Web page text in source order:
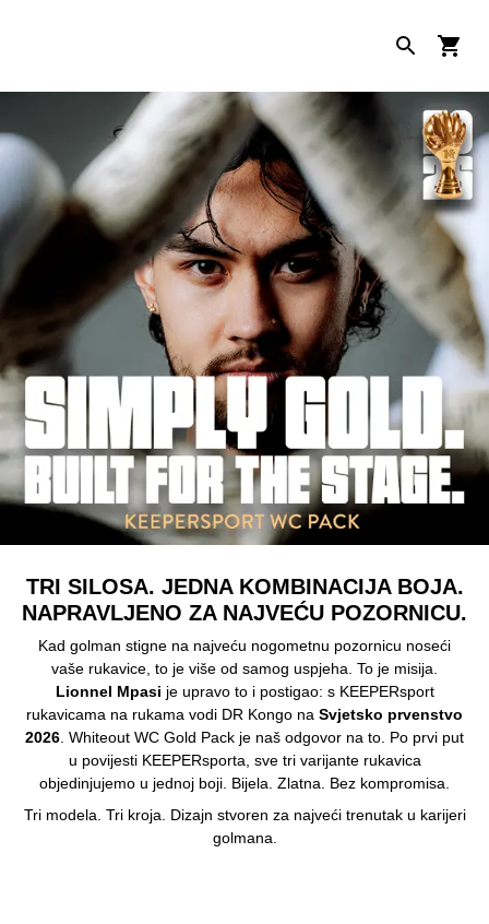
TRI SILOSA. JEDNA KOMBINACIJA BOJA.
NAPRAVLJENO ZA NAJVEĆU POZORNICU.
Kad golman stigne na najveću nogometnu pozornicu noseći
vaše rukavice, to je više od samog uspjeha. To je misija.
Lionnel Mpasi je upravo to i postigao: s KEEPERsport
rukavicama na rukama vodi DR Kongo na Svjetsko prvenstvo
2026 . Whiteout WC Gold Pack je naš odgovor na to. Po prvi put
u povijesti KEEPERsporta, sve tri varijante rukavica
objedinjujemo u jednoj boji. Bijela. Zlatna. Bez kompromisa.
Tri modela. Tri kroja. Dizajn stvoren za najveći trenutak u karijeri
golmana.